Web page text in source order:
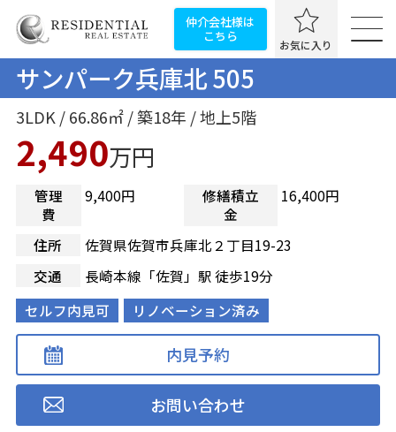
仲介会社様は
こちら
お気に入り
サンパーク兵庫北 505
3LDK / 66.86㎡ / 築18年 / 地上5階
2,490万円
管理
費
9,400円
修繕積立
金
16,400円
住所
佐賀県佐賀市兵庫北２丁目19-23
交通
長崎本線「佐賀」駅 徒歩19分
セルフ内見可
リノベーション済み
内見予約
お問い合わせ